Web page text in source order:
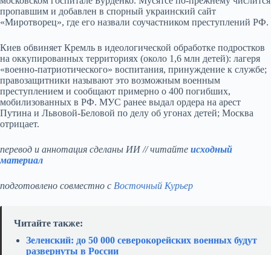
пропавшим и добавлен в спорный украинский сайт
«Миротворец», где его назвали соучастником преступлений РФ.
Киев обвиняет Кремль в идеологической обработке подростков
на оккупированных территориях (около 1,6 млн детей): лагеря
«военно‑патриотического» воспитания, принуждение к службе;
правозащитники называют это возможным военным
преступлением и сообщают примерно о 400 погибших,
мобилизованных в РФ. МУС ранее выдал ордера на арест
Путина и Львовой‑Беловой по делу об угонах детей; Москва
отрицает.
перевод и аннотация сделаны ИИ // читайте исходный
материал
подготовлено совместно с Восточный Курьер
Читайте также:
Зеленский: до 50 000 северокорейских военных будут
развернуты в России